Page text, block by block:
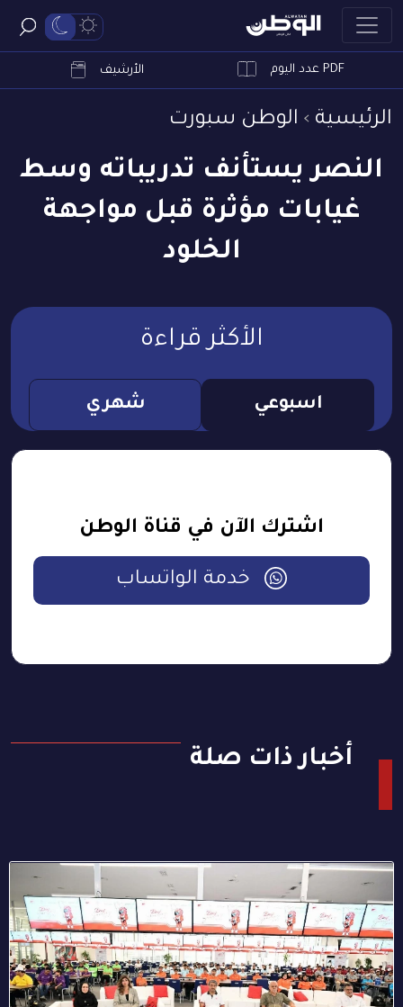
PDF عدد اليوم الأرشيف
الرئيسية الوطن سبورت
النصر يستأنف تدريباته وسط
غيابات مؤثرة قبل مواجهة
الخلود
الأكثر قراءة
اسبوعي شهري
اشترك الآن في قناة الوطن
خدمة الواتساب
أخبار ذات صلة